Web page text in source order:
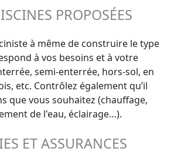
PROPOSÉES
à même de construire le type
à vos besoins et à votre
semi-enterrée, hors-sol, en
etc. Contrôlez également qu’il
que vous souhaitez (chauffage,
de l'eau, éclairage…).
ET ASSURANCES